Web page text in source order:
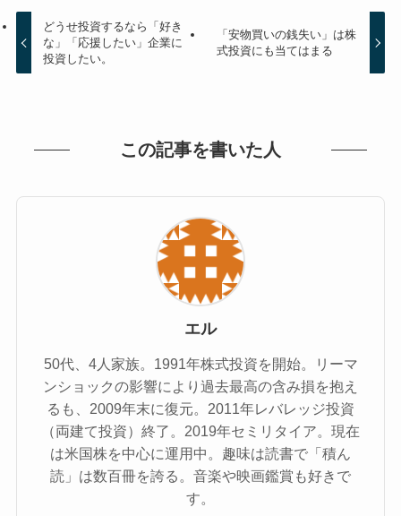
どうせ投資するなら「好き
な」「応援したい」企業に
投資したい。
「安物買いの銭失い」は株
式投資にも当てはまる
この記事を書いた人
エル
50代、4人家族。1991年株式投資を開始。リーマ
ンショックの影響により過去最高の含み損を抱え
るも、2009年末に復元。2011年レバレッジ投資
（両建て投資）終了。2019年セミリタイア。現在
は米国株を中心に運用中。趣味は読書で「積ん
読」は数百冊を誇る。音楽や映画鑑賞も好きで
す。